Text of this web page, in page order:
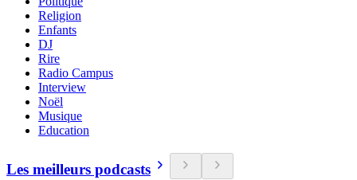
Religion
Enfants
DJ
Rire
Radio Campus
Interview
Noël
Musique
Education
Les meilleurs podcasts